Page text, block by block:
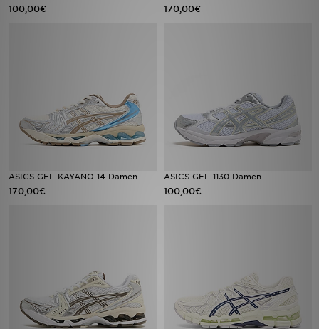
100,00€ 170,00€
ASICS GEL-KAYANO 14 Damen
170,00€
ASICS GEL-1130 Damen
100,00€
Meine Nachrichten
Trending Styles